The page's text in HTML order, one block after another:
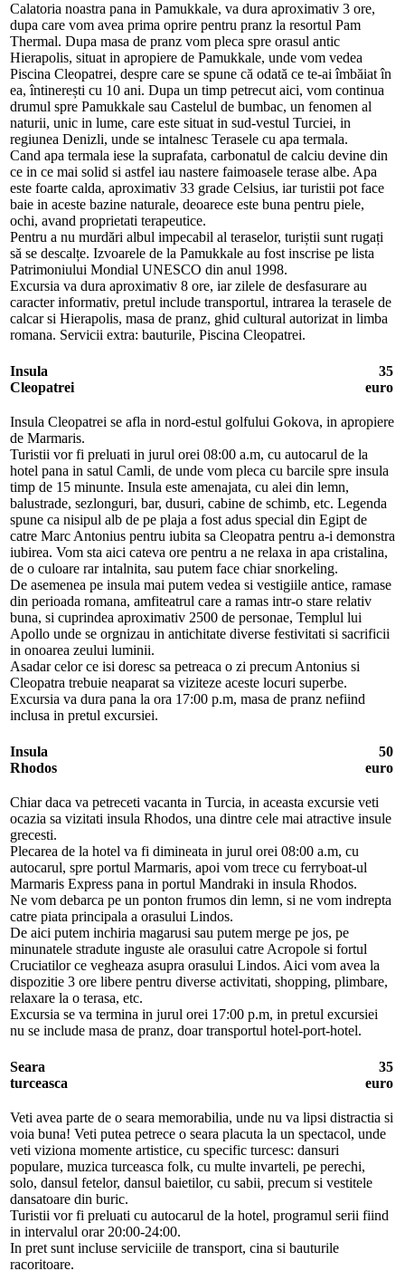
Calatoria noastra pana in Pamukkale, va dura aproximativ 3 ore,
dupa care vom avea prima oprire pentru pranz la resortul Pam
Thermal. Dupa masa de pranz vom pleca spre orasul antic
Hierapolis, situat in apropiere de Pamukkale, unde vom vedea
Piscina Cleopatrei, despre care se spune că odată ce te-ai îmbăiat în
ea, întinerești cu 10 ani. Dupa un timp petrecut aici, vom continua
drumul spre Pamukkale sau Castelul de bumbac, un fenomen al
naturii, unic in lume, care este situat in sud-vestul Turciei, in
regiunea Denizli, unde se intalnesc Terasele cu apa termala.
Cand apa termala iese la suprafata, carbonatul de calciu devine din
ce in ce mai solid si astfel iau nastere faimoasele terase albe. Apa
este foarte calda, aproximativ 33 grade Celsius, iar turistii pot face
baie in aceste bazine naturale, deoarece este buna pentru piele,
ochi, avand proprietati terapeutice.
Pentru a nu murdări albul impecabil al teraselor, turiștii sunt rugați
să se descalțe. Izvoarele de la Pamukkale au fost inscrise pe lista
Patrimoniului Mondial UNESCO din anul 1998.
Excursia va dura aproximativ 8 ore, iar zilele de desfasurare au
caracter informativ, pretul include transportul, intrarea la terasele de
calcar si Hierapolis, masa de pranz, ghid cultural autorizat in limba
romana. Servicii extra: bauturile, Piscina Cleopatrei.
Insula
Cleopatrei
35
euro
Insula Cleopatrei se afla in nord-estul golfului Gokova, in apropiere
de Marmaris.
Turistii vor fi preluati in jurul orei 08:00 a.m, cu autocarul de la
hotel pana in satul Camli, de unde vom pleca cu barcile spre insula
timp de 15 minunte. Insula este amenajata, cu alei din lemn,
balustrade, sezlonguri, bar, dusuri, cabine de schimb, etc. Legenda
spune ca nisipul alb de pe plaja a fost adus special din Egipt de
catre Marc Antonius pentru iubita sa Cleopatra pentru a-i demonstra
iubirea. Vom sta aici cateva ore pentru a ne relaxa in apa cristalina,
de o culoare rar intalnita, sau putem face chiar snorkeling.
De asemenea pe insula mai putem vedea si vestigiile antice, ramase
din perioada romana, amfiteatrul care a ramas intr-o stare relativ
buna, si cuprindea aproximativ 2500 de personae, Templul lui
Apollo unde se orgnizau in antichitate diverse festivitati si sacrificii
in onoarea zeului luminii.
Asadar celor ce isi doresc sa petreaca o zi precum Antonius si
Cleopatra trebuie neaparat sa viziteze aceste locuri superbe.
Excursia va dura pana la ora 17:00 p.m, masa de pranz nefiind
inclusa in pretul excursiei.
Insula
Rhodos
50
euro
Chiar daca va petreceti vacanta in Turcia, in aceasta excursie veti
ocazia sa vizitati insula Rhodos, una dintre cele mai atractive insule
grecesti.
Plecarea de la hotel va fi dimineata in jurul orei 08:00 a.m, cu
autocarul, spre portul Marmaris, apoi vom trece cu ferryboat-ul
Marmaris Express pana in portul Mandraki in insula Rhodos.
Ne vom debarca pe un ponton frumos din lemn, si ne vom indrepta
catre piata principala a orasului Lindos.
De aici putem inchiria magarusi sau putem merge pe jos, pe
minunatele stradute inguste ale orasului catre Acropole si fortul
Cruciatilor ce vegheaza asupra orasului Lindos. Aici vom avea la
dispozitie 3 ore libere pentru diverse activitati, shopping, plimbare,
relaxare la o terasa, etc.
Excursia se va termina in jurul orei 17:00 p.m, in pretul excursiei
nu se include masa de pranz, doar transportul hotel-port-hotel.
Seara
turceasca
35
euro
Veti avea parte de o seara memorabilia, unde nu va lipsi distractia si
voia buna! Veti putea petrece o seara placuta la un spectacol, unde
veti viziona momente artistice, cu specific turcesc: dansuri
populare, muzica turceasca folk, cu multe invarteli, pe perechi,
solo, dansul fetelor, dansul baietilor, cu sabii, precum si vestitele
dansatoare din buric.
Turistii vor fi preluati cu autocarul de la hotel, programul serii fiind
in intervalul orar 20:00-24:00.
In pret sunt incluse serviciile de transport, cina si bauturile
racoritoare.